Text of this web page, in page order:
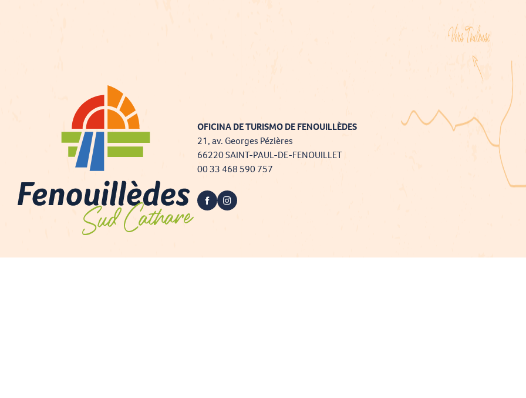
OFICINA DE TURISMO DE FENOUILLÈDES
21, av. Georges Pézières
66220 SAINT-PAUL-DE-FENOUILLET
00 33 468 590 757